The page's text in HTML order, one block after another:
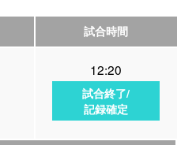
試合時間
12:20
試合終了/
記録確定